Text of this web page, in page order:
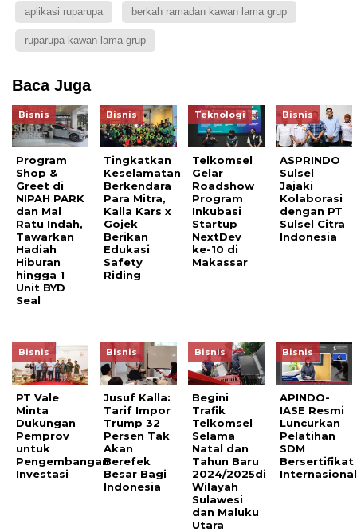
aplikasi ruparupa berkah ramadan kawan lama grup
ruparupa kawan lama grup
Baca Juga
Bisnis
Program
Shop &
Greet di
NIPAH PARK
dan Mal
Ratu Indah,
Tawarkan
Hadiah
Hiburan
hingga 1
Unit BYD
Seal
Bisnis
Tingkatkan
Keselamatan
Berkendara
Para Mitra,
Kalla Kars x
Gojek
Berikan
Edukasi
Safety
Riding
Teknologi
Telkomsel
Gelar
Roadshow
Program
Inkubasi
Startup
NextDev
ke-10 di
Makassar
Bisnis
ASPRINDO
Sulsel
Jajaki
Kolaborasi
dengan PT
Sulsel Citra
Indonesia
Bisnis
PT Vale
Minta
Dukungan
Pemprov
untuk
Pengembangan
Investasi
Bisnis
Jusuf Kalla:
Tarif Impor
Trump 32
Persen Tak
Akan
Berefek
Besar Bagi
Indonesia
Bisnis
Begini
Trafik
Telkomsel
Selama
Natal dan
Tahun Baru
2024/2025di
Wilayah
Sulawesi
dan Maluku
Utara
Bisnis
APINDO-
IASE Resmi
Luncurkan
Pelatihan
SDM
Bersertifikat
Internasional